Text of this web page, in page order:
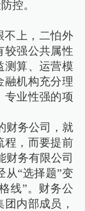
控。
不上，二怕外
较强公共属性
测算、运营模
融机构充分理
专业性强的项
财务公司，就
程，而要提前
财务有限公司
从“选择题”变
线”。财务公
内部成员，